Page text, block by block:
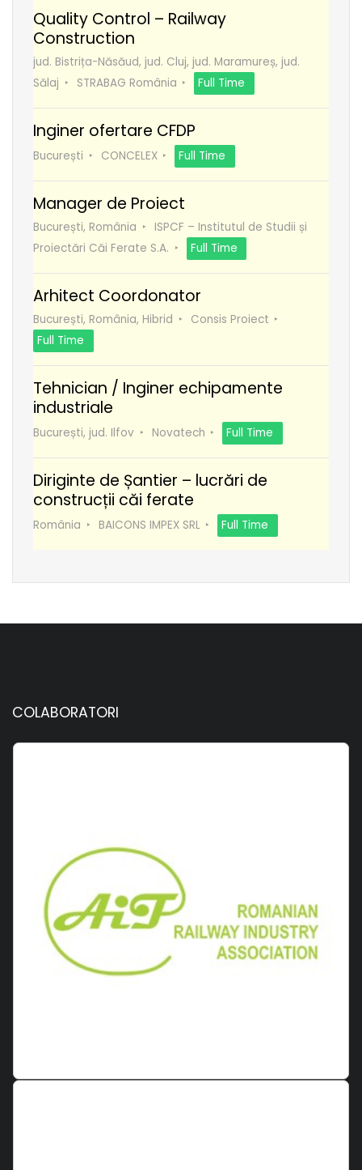
Quality Control – Railway
Construction
jud. Bistrița-Năsăud, jud. Cluj, jud. Maramureș, jud.
Sălaj
STRABAG România Full Time
Inginer ofertare CFDP
București CONCELEX Full Time
Manager de Proiect
București, România
ISPCF – Institutul de Studii și
Proiectări Căi Ferate S.A.
Full Time
Arhitect Coordonator
București, România, Hibrid
Consis Proiect
Full Time
Tehnician / Inginer echipamente
industriale
București, jud. Ilfov Novatech Full Time
Diriginte de Șantier – lucrări de
construcții căi ferate
România BAICONS IMPEX SRL Full Time
COLABORATORI